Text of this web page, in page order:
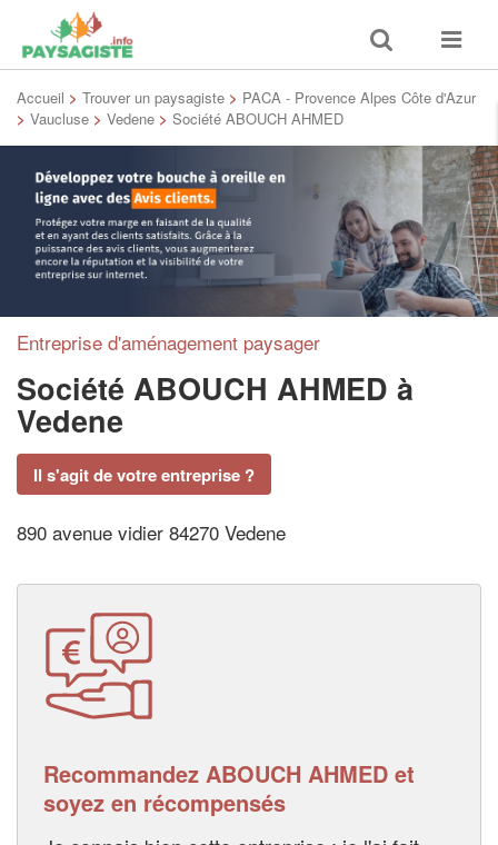
Toggle
search
Toggle
Accueil > Trouver un paysagiste > PACA - Provence Alpes Côte d'Azur
> Vaucluse > Vedene > Société ABOUCH AHMED
Entreprise d'aménagement paysager
Société ABOUCH AHMED à
Vedene
Il s'agit de votre entreprise ?
890 avenue vidier 84270 Vedene
Recommandez ABOUCH AHMED et
soyez en récompensés